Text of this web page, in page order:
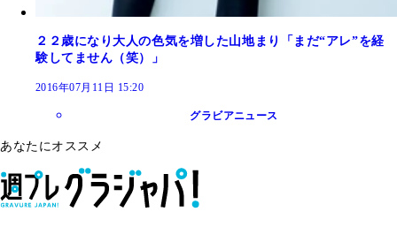
２２歳になり大人の色気を増した山地まり「まだ“アレ”を経
験してません（笑）」
2016年07月11日 15:20
グラビアニュース
あなたにオススメ